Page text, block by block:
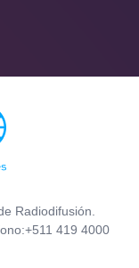
Radiodifusión.
419 4000